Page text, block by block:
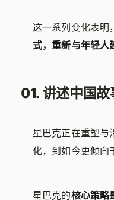
这一系列变化表明，
式，重新与年轻人
01. 讲述中国故
星巴克正在重塑与
化，到如今更倾向
星巴克的核心策略